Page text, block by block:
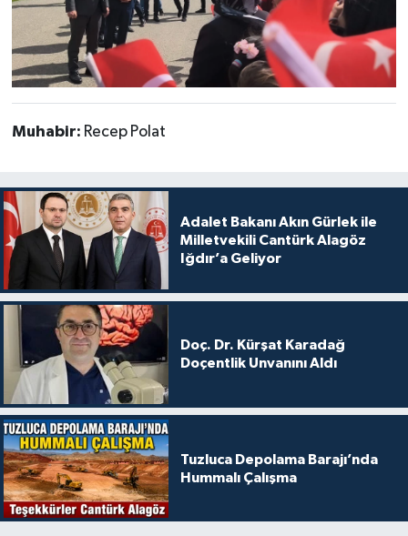
Muhabir: Recep Polat
Adalet Bakanı Akın Gürlek ile
Milletvekili Cantürk Alagöz
Iğdır’a Geliyor
Doç. Dr. Kürşat Karadağ
Doçentlik Unvanını Aldı
Tuzluca Depolama Barajı’nda
Hummalı Çalışma